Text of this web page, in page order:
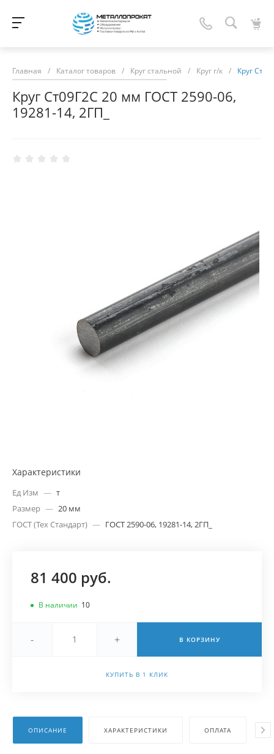
Главная / Каталог товаров / Круг стальной / Круг г/к / Круг
Круг Ст09Г2С 20 мм ГОСТ 2590-06,
19281-14, 2ГП_
Характеристики
Ед Изм — т
Размер — 20 мм
ГОСТ (Тех Стандарт) — ГОСТ 2590-06, 19281-14, 2ГП_
81 400 руб.
В наличии 10
- + В КОРЗИНУ
КУПИТЬ В 1 КЛИК
ОПИСАНИЕ ХАРАКТЕРИСТИКИ ОПЛАТА